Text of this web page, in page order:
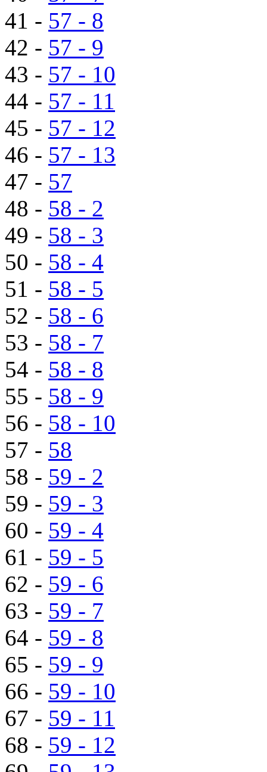
41 - 57 - 8
42 - 57 - 9
43 - 57 - 10
44 - 57 - 11
45 - 57 - 12
46 - 57 - 13
47 - 57
48 - 58 - 2
49 - 58 - 3
50 - 58 - 4
51 - 58 - 5
52 - 58 - 6
53 - 58 - 7
54 - 58 - 8
55 - 58 - 9
56 - 58 - 10
57 - 58
58 - 59 - 2
59 - 59 - 3
60 - 59 - 4
61 - 59 - 5
62 - 59 - 6
63 - 59 - 7
64 - 59 - 8
65 - 59 - 9
66 - 59 - 10
67 - 59 - 11
68 - 59 - 12